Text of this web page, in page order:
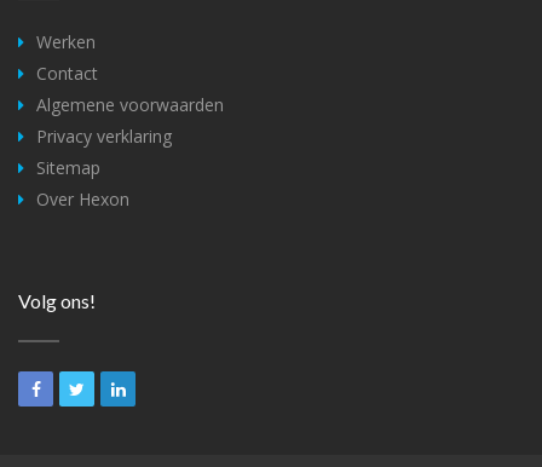
Werken
Contact
Algemene voorwaarden
Privacy verklaring
Sitemap
Over Hexon
Volg ons!